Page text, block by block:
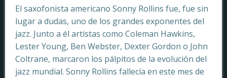
El saxofonista americano Sonny Rollins fue, fue sin
lugar a dudas, uno de los grandes exponentes del
jazz. Junto a él artistas como Coleman Hawkins,
Lester Young, Ben Webster, Dexter Gordon o John
Coltrane, marcaron los pálpitos de la evolución del
jazz mundial. Sonny Rollins fallecía en este mes de